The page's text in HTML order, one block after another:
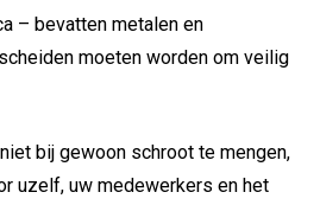
– bevatten metalen en
moeten worden om veilig
bij gewoon schroot te mengen,
uzelf, uw medewerkers en het